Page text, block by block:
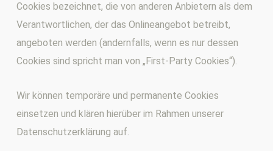
Cookies bezeichnet, die von anderen Anbietern als dem
Verantwortlichen, der das Onlineangebot betreibt,
angeboten werden (andernfalls, wenn es nur dessen
Cookies sind spricht man von „First-Party Cookies“).
Wir können temporäre und permanente Cookies
einsetzen und klären hierüber im Rahmen unserer
Datenschutzerklärung auf.